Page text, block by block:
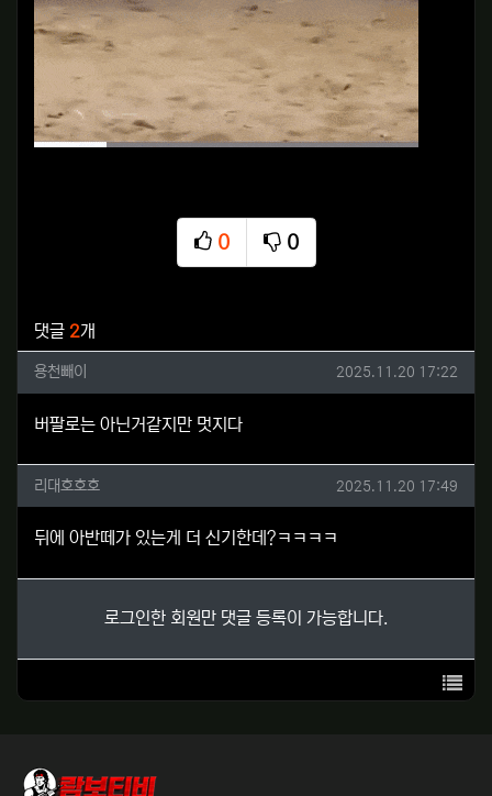
0
추천
0
비추천
댓글 2개
용천빼이님의 댓글
용천빼이 작성일
2025.11.20 17:22
버팔로는 아닌거같지만 멋지다
리대호호호님의 댓글
리대호호호 작성일
2025.11.20 17:49
뒤에 아반떼가 있는게 더 신기한데?ㅋㅋㅋㅋ
로그인한 회원만 댓글 등록이 가능합니다.
목록